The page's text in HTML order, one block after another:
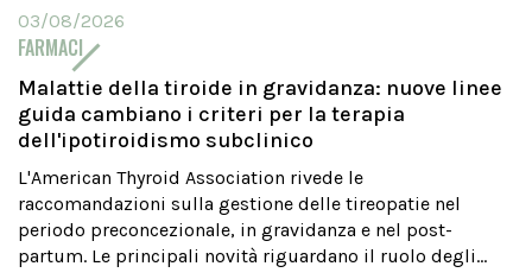
03/08/2026
FARMACI
Malattie della tiroide in gravidanza: nuove linee
guida cambiano i criteri per la terapia
dell'ipotiroidismo subclinico
L'American Thyroid Association rivede le
raccomandazioni sulla gestione delle tireopatie nel
periodo preconcezionale, in gravidanza e nel post-
partum. Le principali novità riguardano il ruolo degli...